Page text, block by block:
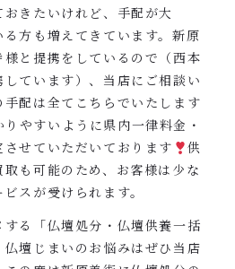
きたいけれど、手配が大
方も増えてきています。新原
と提携をしているので（西本
ています）、当店にご相談い
配は全てこちらでいたします
やすいように県内一律料金・
せていただいております
供
も可能のため、お客様は少な
スが受けられます。
る「仏壇処分・仏壇供養一括
壇じまいのお悩みはぜひ当店